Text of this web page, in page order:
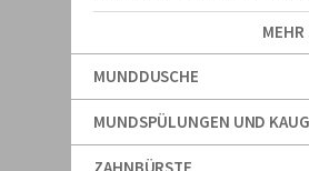
MUNDDUSCHE
MUNDSPÜLUNGEN UND